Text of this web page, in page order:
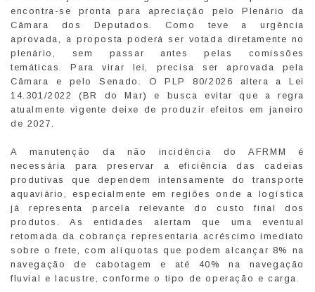
encontra-se pronta para apreciação pelo Plenário da
Câmara dos Deputados. Como teve a urgência
aprovada, a proposta poderá ser votada diretamente no
plenário, sem passar antes pelas comissões
temáticas. Para virar lei, precisa ser aprovada pela
Câmara e pelo Senado. O PLP 80/2026 altera a Lei
14.301/2022 (BR do Mar) e busca evitar que a regra
atualmente vigente deixe de produzir efeitos em janeiro
de 2027.
A manutenção da não incidência do AFRMM é
necessária para preservar a eficiência das cadeias
produtivas que dependem intensamente do transporte
aquaviário, especialmente em regiões onde a logística
já representa parcela relevante do custo final dos
produtos. As entidades alertam que uma eventual
retomada da cobrança representaria acréscimo imediato
sobre o frete, com alíquotas que podem alcançar 8% na
navegação de cabotagem e até 40% na navegação
fluvial e lacustre, conforme o tipo de operação e carga.